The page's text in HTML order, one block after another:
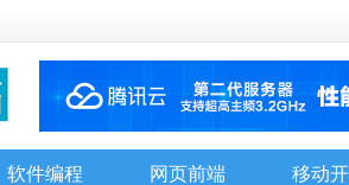
软件编程 网页前端 移动